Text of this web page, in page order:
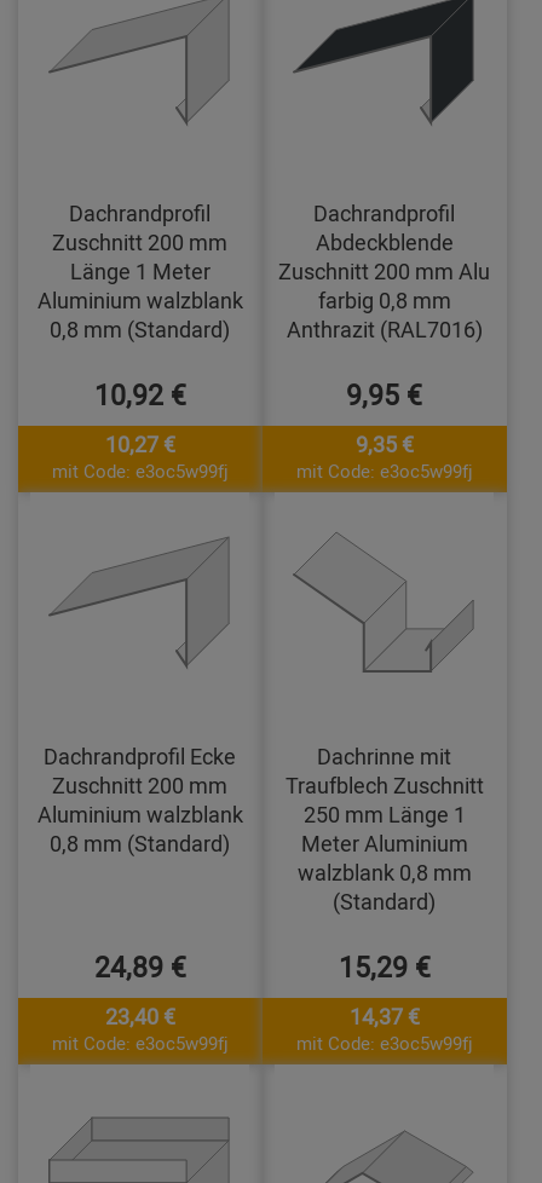
Dachrandprofil
Zuschnitt 200 mm
Länge 1 Meter
Aluminium walzblank
0,8 mm (Standard)
10,92 €
10,27 €
mit Code: e3oc5w99fj
Dachrandprofil
Abdeckblende
Zuschnitt 200 mm Alu
farbig 0,8 mm
Anthrazit (RAL7016)
9,95 €
9,35 €
mit Code: e3oc5w99fj
Dachrandprofil Ecke
Zuschnitt 200 mm
Aluminium walzblank
0,8 mm (Standard)
24,89 €
23,40 €
mit Code: e3oc5w99fj
Dachrinne mit
Traufblech Zuschnitt
250 mm Länge 1
Meter Aluminium
walzblank 0,8 mm
(Standard)
15,29 €
14,37 €
mit Code: e3oc5w99fj